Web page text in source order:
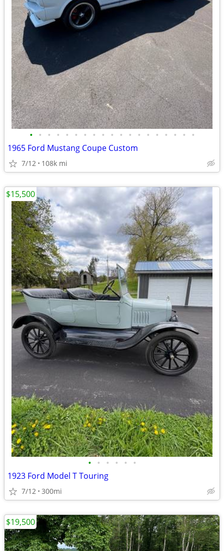
• • • • • • • • • • • • • • • • • • •
1965 Ford Mustang Coupe Custom
7/12 108k mi
• • • • • •
1923 Ford Model T Touring
7/12 300mi
$15,500
$19,500